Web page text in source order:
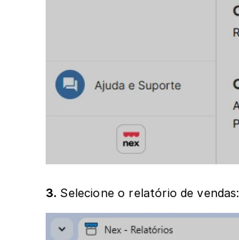
3. Selecione o relatório de vendas: